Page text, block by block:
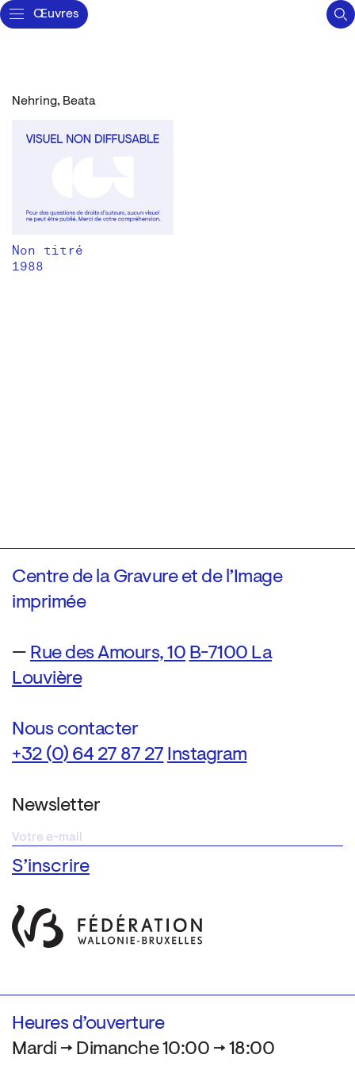
Œuvres
Nehring, Beata
Non titré
1988
Centre de la Gravure et de l’Image
imprimée
— Rue des Amours, 10 B-7100 La
Louvière
Nous contacter
+32 (0) 64 27 87 27 Instagram
Newsletter
Heures d’ouverture
Mardi → Dimanche 10:00 → 18:00